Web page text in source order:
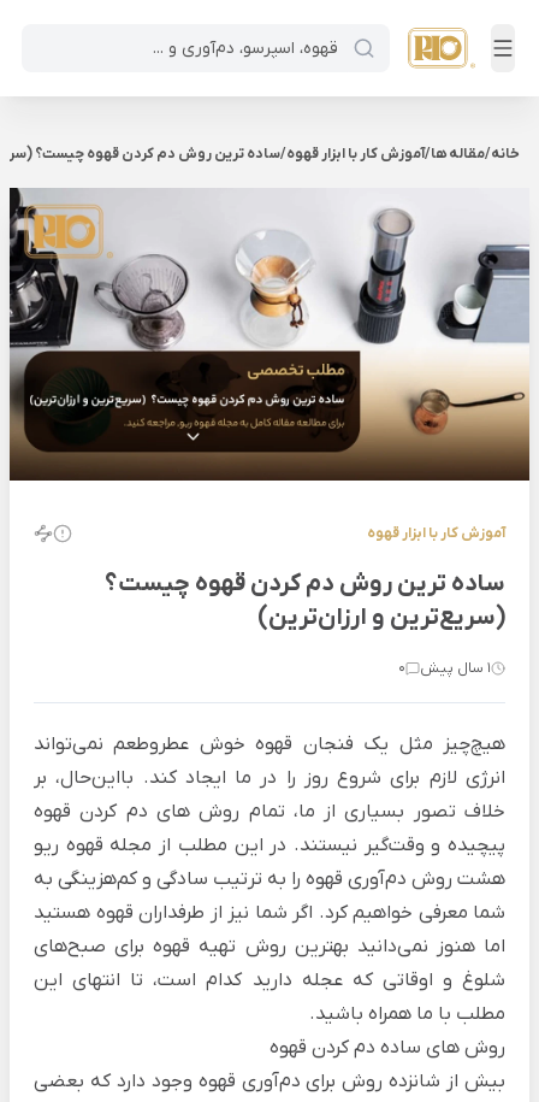
خانه/مقاله ها/آموزش کار با ابزار قهوه/ساده ترین روش دم کردن قهوه چیست؟
آموزش کار با ابزار قهوه
ساده ترین روش دم کردن قهوه چیست؟
(سریع‌ترین و ارزان‌ترین)
1 سال پیش 0
هیچ‌چیز مثل یک فنجان قهوه خوش عطروطعم نمی‌تواند
انرژی لازم برای شروع روز را در ما ایجاد کند. بااین‌حال، بر
خلاف تصور بسیاری از ما، تمام روش های دم کردن قهوه
پیچیده و وقت‌گیر نیستند. در این مطلب از مجله قهوه ریو
هشت روش دم‌آوری قهوه را به ترتیب سادگی و کم‌هزینگی به
شما معرفی خواهیم کرد. اگر شما نیز از طرفداران قهوه هستید
اما هنوز نمی‌دانید بهترین روش تهیه قهوه برای صبح‌های
شلوغ و اوقاتی که عجله دارید کدام است، تا انتهای این
مطلب با ما همراه باشید.
روش های ساده دم کردن قهوه
بیش از شانزده روش برای دم‌آوری قهوه وجود دارد که بعضی